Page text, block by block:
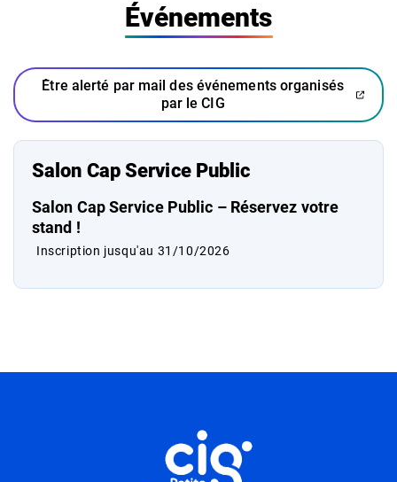
Événements
Être alerté par mail des événements organisés
par le CIG(ouverture dans un nouvel
(ouverture dans un nouvel
Salon Cap Service Public
Salon Cap Service Public – Réservez votre
stand !
Inscription jusqu'au 31/10/2026